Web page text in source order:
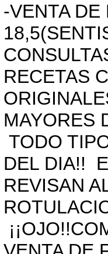
-VENTA
RECETAS
MAYORES
TODO
DEL DIA!!
REVISAN